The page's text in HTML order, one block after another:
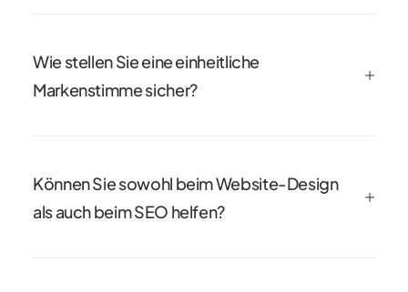
Wie stellen Sie eine einheitliche
Markenstimme sicher?
Können Sie sowohl beim Website-Design
als auch beim SEO helfen?